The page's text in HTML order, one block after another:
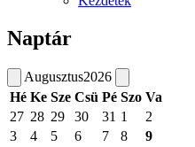
Naptár
Augusztus2026
Hé Ke Sze Csü Pé Szo Va
27 28 29 30 31 1
2
3
4 5 6 7 8
9